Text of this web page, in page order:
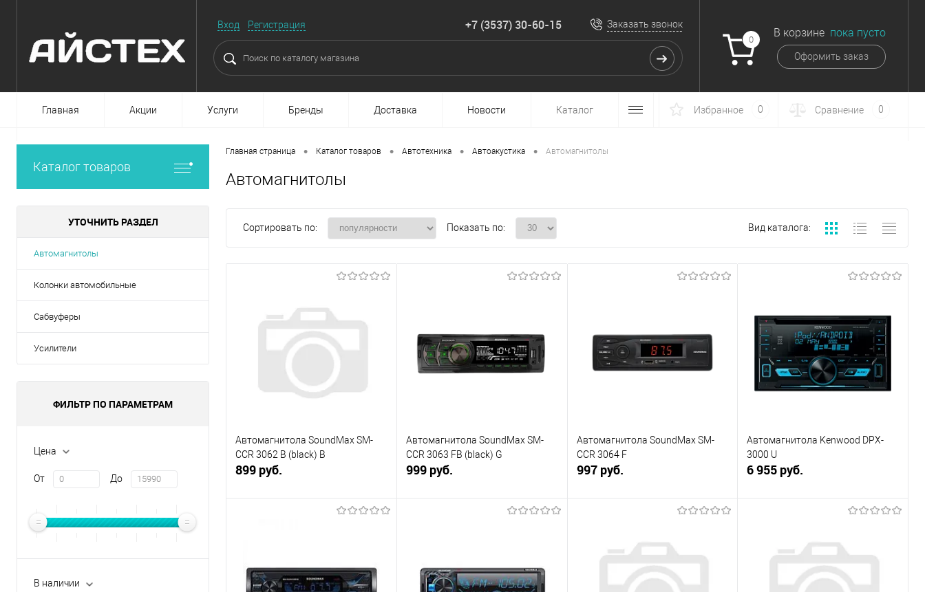
Вход Регистрация +7 (3537) 30-60-15 Заказать звонок
0
В корзине пока пусто
Оформить заказ
Главная Акции Услуги Бренды Доставка Новости Каталог Избранное 0 Сравнение 0
Каталог товаров
УТОЧНИТЬ РАЗДЕЛ
Автомагнитолы
Колонки автомобильные
Сабвуферы
Усилители
ФИЛЬТР ПО ПАРАМЕТРАМ
Цена
От До
В наличии
Главная страница • Каталог товаров • Автотехника • Автоакустика • Автомагнитолы
Автомагнитолы
Сортировать по: Показать по: Вид каталога:
Автомагнитола SoundMax SM-
CCR 3062 B (black) B
899 руб.
В избранное
Под заказ
Автомагнитола SoundMax SM-
CCR 3063 FB (black) G
999 руб.
В избранное
В наличии
Автомагнитола SoundMax SM-
CCR 3064 F
997 руб.
Купить в 1 клик
К сравнению
В избранное
В наличии
Автомагнитола Kenwood DPX-
3000 U
6 955 руб.
Купить в 1 клик
К сравнению
В избранное
В наличии